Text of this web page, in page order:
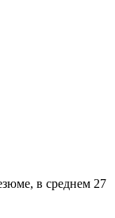
в среднем 27